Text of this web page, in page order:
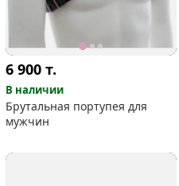
6 900т.
В наличии
Брутальная портупея для
мужчин